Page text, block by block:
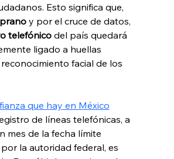
Esto significa que,
y por el cruce de datos,
telefónico del país quedará
ligado a huellas
facial de los
que hay en México
de líneas telefónicas, a
mes de la fecha límite
la autoridad federal, es